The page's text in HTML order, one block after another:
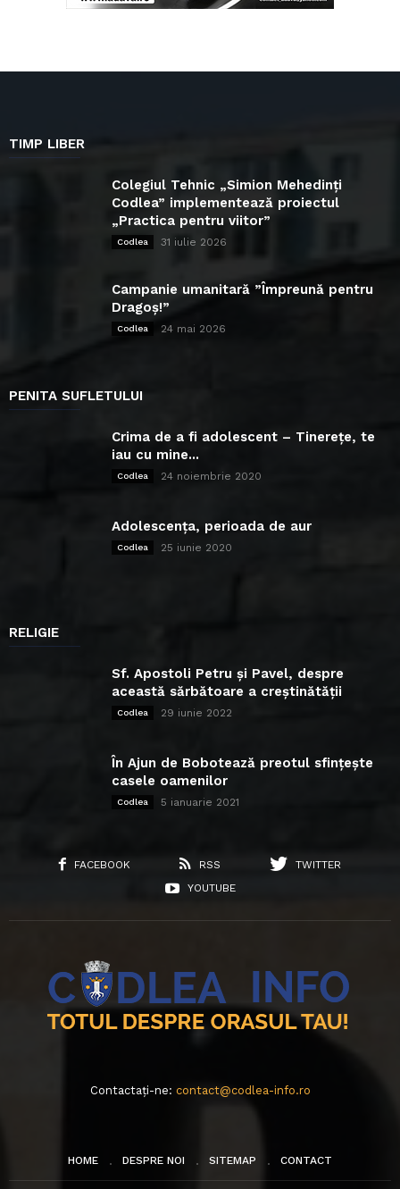
TIMP LIBER
Colegiul Tehnic „Simion Mehedinți
Codlea” implementează proiectul
„Practica pentru viitor”
Codlea 31 iulie 2026
Campanie umanitară ”Împreună pentru
Dragoș!”
Codlea 24 mai 2026
PENITA SUFLETULUI
Crima de a fi adolescent – Tinerețe, te
iau cu mine...
Codlea 24 noiembrie 2020
Adolescența, perioada de aur
Codlea 25 iunie 2020
RELIGIE
Sf. Apostoli Petru și Pavel, despre
această sărbătoare a creștinătății
Codlea 29 iunie 2022
În Ajun de Bobotează preotul sfințește
casele oamenilor
Codlea 5 ianuarie 2021
FACEBOOK RSS
TWITTER
YOUTUBE
Contactați-ne: contact@codlea-info.ro
HOME DESPRE NOI SITEMAP CONTACT